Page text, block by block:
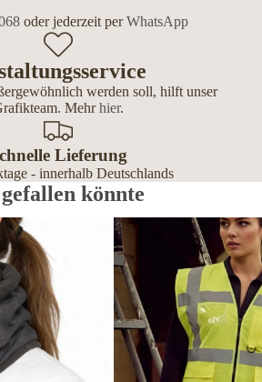
oder jederzeit perWhatsApp
werden soll, hilft unser
Mehrhier.
Lieferung
- innerhalb Deutschlands
könnte
Loops personalisiert – mit Hundemotiv &
Premium Warnwesten